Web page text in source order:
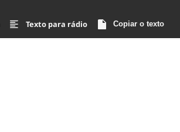
Texto para rádio Copiar o texto